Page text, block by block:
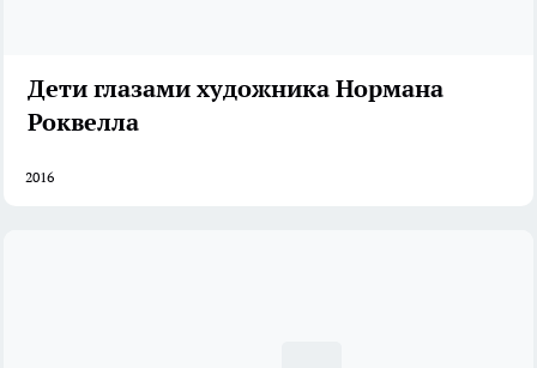
Дети глазами художника Нормана
Роквелла
2016